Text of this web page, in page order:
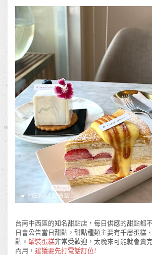
台南中西區的知名甜點店，每日供應的甜點都
日會公告當日甜點，甜點種類主要有千層蛋糕
點。 罐裝蛋糕非常受歡迎，太晚來可能就會賣
內用， 建議要先打電話訂位!